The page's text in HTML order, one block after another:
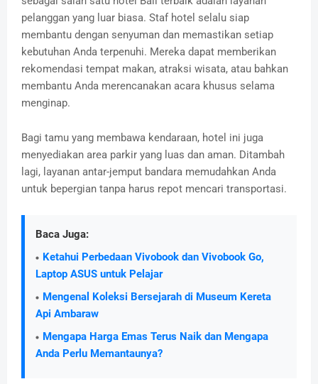
pelanggan yang luar biasa. Staf hotel selalu siap
membantu dengan senyuman dan memastikan setiap
kebutuhan Anda terpenuhi. Mereka dapat memberikan
rekomendasi tempat makan, atraksi wisata, atau bahkan
membantu Anda merencanakan acara khusus selama
menginap.
Bagi tamu yang membawa kendaraan, hotel ini juga
menyediakan area parkir yang luas dan aman. Ditambah
lagi, layanan antar-jemput bandara memudahkan Anda
untuk bepergian tanpa harus repot mencari transportasi.
Baca Juga:
Ketahui Perbedaan Vivobook dan Vivobook Go,
Laptop ASUS untuk Pelajar
Mengenal Koleksi Bersejarah di Museum Kereta
Api Ambaraw
Mengapa Harga Emas Terus Naik dan Mengapa
Anda Perlu Memantaunya?